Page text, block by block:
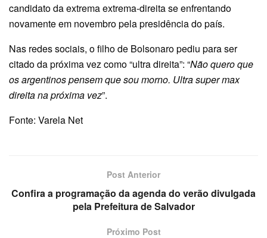
candidato da extrema extrema-direita se enfrentando
novamente em novembro pela presidência do país.
Nas redes sociais, o filho de Bolsonaro pediu para ser
citado da próxima vez como “ultra direita”: “Não quero que
os argentinos pensem que sou morno. Ultra super max
direita na próxima vez”.
Fonte: Varela Net
Post Anterior
Confira a programação da agenda do verão divulgada
pela Prefeitura de Salvador
Próximo Post